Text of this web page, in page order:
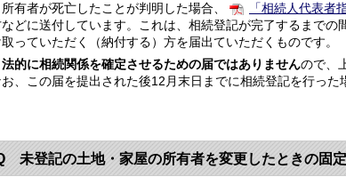
者が死亡したことが判明した場合、
「相続人代表者
どに送付しています。これは、相続登記が完了するまで
っていただく（納付する）方を届出ていただくものです。
法的に相続関係を確定させるための届ではありませんので、
、この届を提出された後12月末日までに相続登記を行った
未登記の土地・家屋の所有者を変更したときの固